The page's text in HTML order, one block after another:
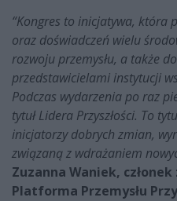
“Kongres to inicjatywa, która
oraz doświadczeń wielu
rozwoju przemysłu, a także
przedstawicielami instytucji
Podczas wydarzenia po raz
tytuł Lidera Przyszłości. To
inicjatorzy dobrych zmian,
związaną z wdrażaniem
Zuzanna Waniek,
Platforma Przemysłu